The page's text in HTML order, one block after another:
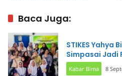
Baca Juga:
STIKES Yahya
Simpasai Jadi
Kabar Bima 8